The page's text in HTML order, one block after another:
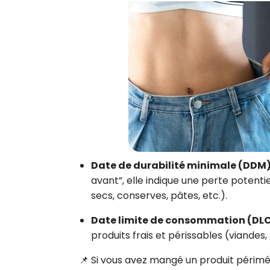
Date de durabilité minimale (DDM)
avant”, elle indique une perte
secs, conserves, pâtes, etc.).
Date limite de consommation
produits frais et périssables
📌 Si vous avez mangé un produit